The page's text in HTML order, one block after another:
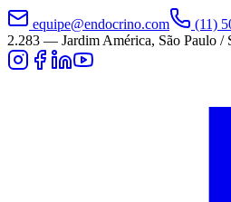
equipe@endocrino.com (11)
2.283 — Jardim América, São Paulo /